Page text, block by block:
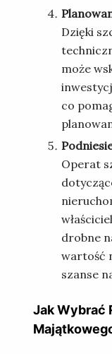
Dzięki
może
co
Operat
drobne
wartość
szanse
Jak Wybrać